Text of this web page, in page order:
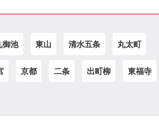
御池 東山 清水五条 丸太町
京都 二条 出町柳 東福寺